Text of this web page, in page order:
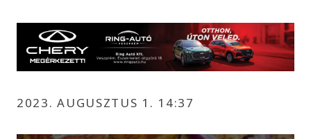
2023. AUGUSZTUS 1. 14:37